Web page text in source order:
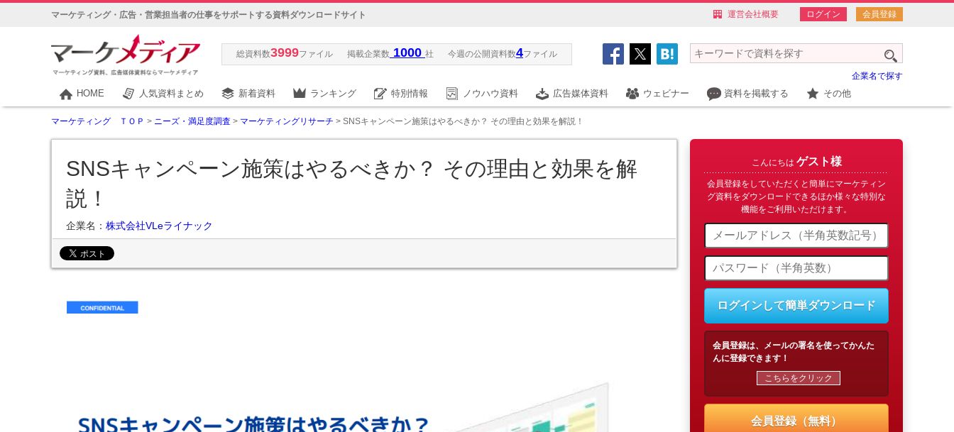
マーケティング・広告・営業担当者の仕事をサポートする資料ダウンロードサイト 運営会社概要 ログイン 会員登録
総資料数3999ファイル 掲載企業数 1000 社 今週の公開資料数4ファイル
企業名で探す
HOME 人気資料まとめ 新着資料 ランキング 特別情報 ノウハウ資料 広告媒体資料 ウェビナー 資料を掲載する その他
マーケティング ＴＯＰ > ニーズ・満足度調査 > マーケティングリサーチ > SNSキャンペーン施策はやるべきか？ その理由と効果を解説！
SNSキャンペーン施策はやるべきか？ その理由と効果を解
説！
企業名： 株式会社VLeライナック
こんにちは ゲスト様
会員登録をしていただくと簡単にマーケティン
グ資料をダウンロードできるほか様々な特別な
機能をご利用いただけます。
ログインして簡単ダウンロード
会員登録は、メールの署名を使ってかんた
んに登録できます！
こちらをクリック
会員登録（無料）